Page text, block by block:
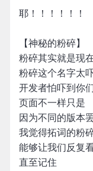
耶！！！！！！
【神秘的粉碎】
粉碎其实就是现
粉碎这个名字太
开发者怕吓到你
页面不一样只是
因为不同的版本
我觉得拓词的粉
能够让我们反复
直至记住